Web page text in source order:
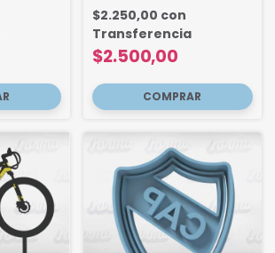
$2.500,00
$2.250,00 con
Transferencia